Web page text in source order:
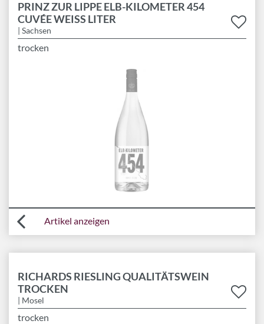
PRINZ ZUR LIPPE ELB-KILOMETER 454
CUVÉE WEISS LITER
| Sachsen
trocken
Artikel anzeigen
RICHARDS RIESLING QUALITÄTSWEIN
TROCKEN
| Mosel
trocken